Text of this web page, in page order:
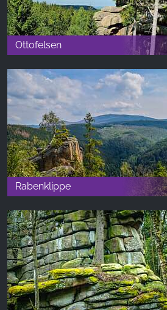
Ottofelsen
Rabenklippe